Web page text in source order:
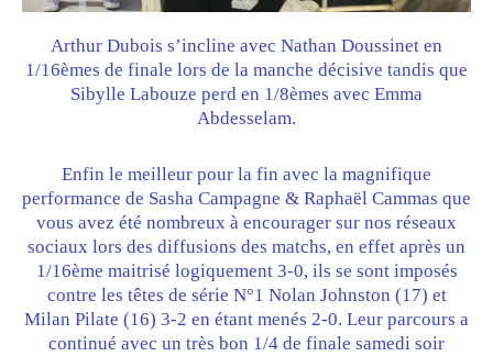
Arthur Dubois s’incline avec Nathan Doussinet en
1/16èmes de finale lors de la manche décisive tandis que
Sibylle Labouze perd en 1/8èmes avec Emma
Abdesselam.
Enfin le meilleur pour la fin avec la magnifique
performance de Sasha Campagne & Raphaël Cammas que
vous avez été nombreux à encourager sur nos réseaux
sociaux lors des diffusions des matchs, en effet après un
1/16ème maitrisé logiquement 3-0, ils se sont imposés
contre les têtes de série N°1 Nolan Johnston (17) et
Milan Pilate (16) 3-2 en étant menés 2-0. Leur parcours a
continué avec un très bon 1/4 de finale samedi soir